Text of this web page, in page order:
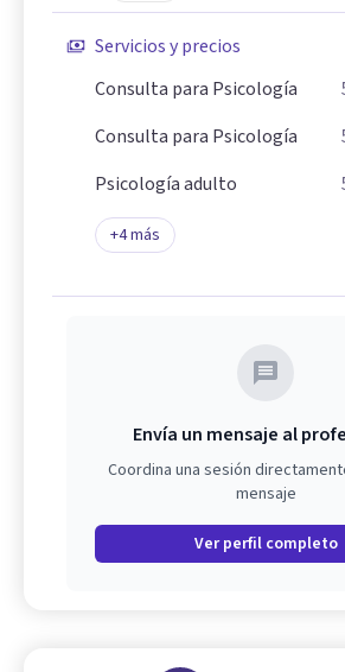
Servicios y precios
Consulta para Psicología
Consulta para Psicología
Psicología adulto
+4más
Envía un mensaje al
Coordina una sesión
mensaje
Ver perfil completo